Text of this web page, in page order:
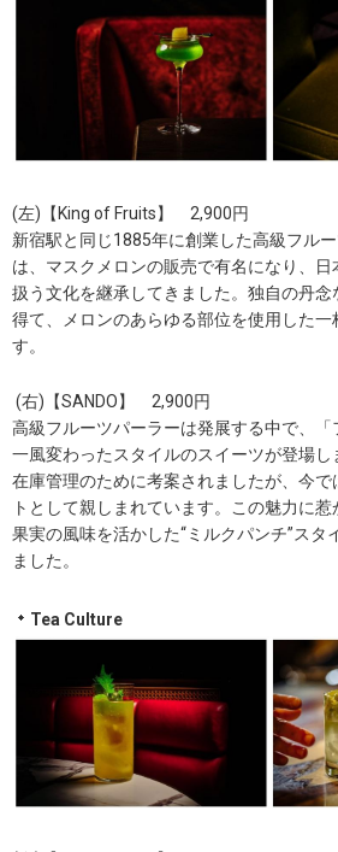
(左)【King of Fruits】 2,900円
新宿駅と同じ1885年に創業した高級フルー
は、マスクメロンの販売で有名になり、
扱う文化を継承してきました。独自の丹
得て、メロンのあらゆる部位を使用した一
す。
(右)【SANDO】 2,900円
高級フルーツパーラーは発展する中で、「
一風変わったスタイルのスイーツが登場
在庫管理のために考案されましたが、今
トとして親しまれています。この魅力に
果実の風味を活かした“ミルクパンチ”スタ
ました。
Tea Culture